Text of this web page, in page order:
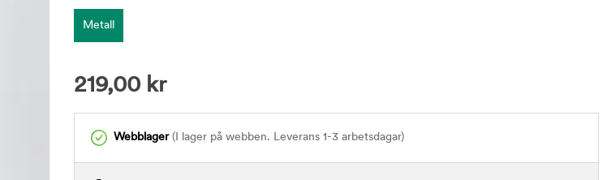
Metall
219,00 kr
Webblager(I lager på webben. Leverans 1-3 arbetsdagar)